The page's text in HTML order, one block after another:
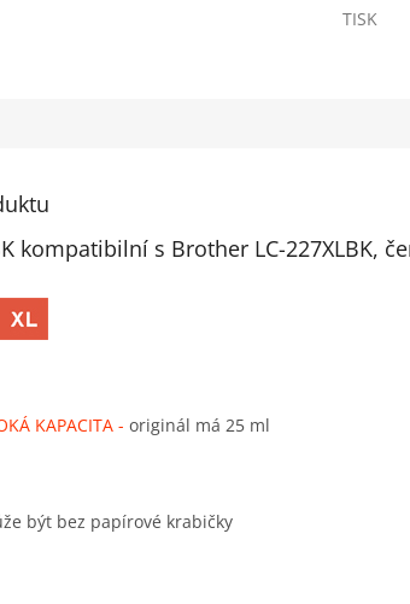
TISK
kompatibilní s Brother LC-227XLBK,
KAPACITA - originál má 25 ml
být bez papírové krabičky